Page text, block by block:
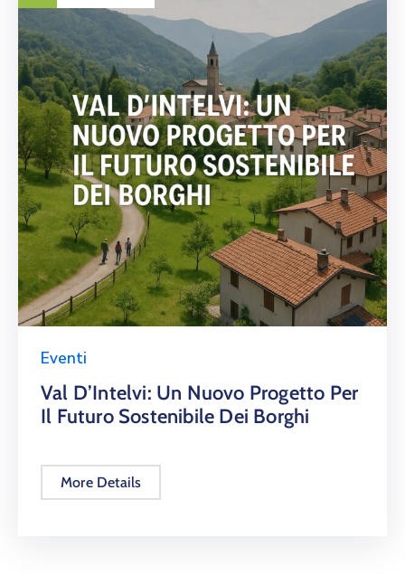
Eventi
Val D’Intelvi: Un Nuovo Progetto Per
Il Futuro Sostenibile Dei Borghi
More Details